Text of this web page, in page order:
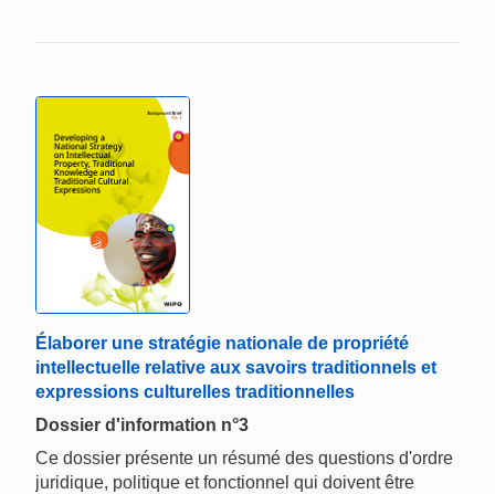
Élaborer une stratégie nationale de propriété
intellectuelle relative aux savoirs traditionnels et
expressions culturelles traditionnelles
Dossier d'information n°3
Ce dossier présente un résumé des questions d'ordre
juridique, politique et fonctionnel qui doivent être